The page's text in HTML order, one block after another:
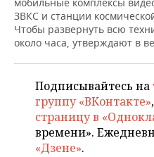
ВОДНЫЕ ВИДЫ СПОРТА
ХОККЕЙ С МЯЧОМ
ОБРАЗОВАНИЕ
ПРОИСШЕСТВИЯ
мобильные комплексы
ЗВКС и станции
Чтобы развернуть всю
около часа, утверждают в
Подписывайтесь на
группу «ВКонтакте»,
страницу в
времени».
«Дзене».